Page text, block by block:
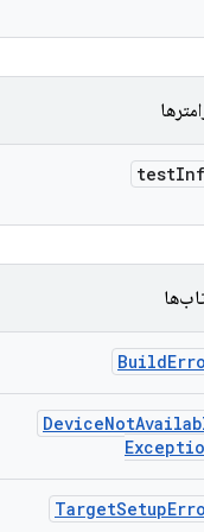
test
Build
DeviceNot
TargetSetup